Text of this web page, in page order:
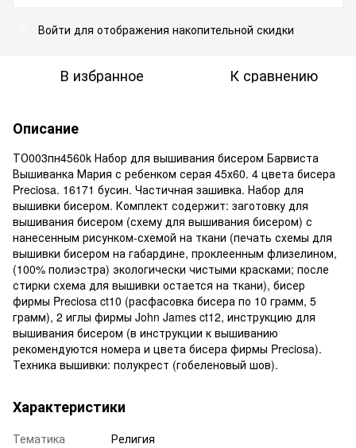
Войти для отображения накопительной скидки
В избранное К сравнению
Описание
ТО003пн4560k Набор для вышивания бисером Барвиста
Вышиванка Мария с ребенком серая 45х60. 4 цвета бисера
Preciosa. 16171 бусин. Частичная зашивка. Набор для
вышивки бисером. Комплект содержит: заготовку для
вышивания бисером (схему для вышивания бисером) с
нанесенным рисунком-схемой на ткани (печать схемы для
вышивки бисером на габардине, проклеенным флизелином,
(100% полиэстра) экологически чистыми красками; после
стирки схема для вышивки остается на ткани), бисер
фирмы Preciosa ct10 (расфасовка бисера по 10 грамм, 5
грамм), 2 иглы фирмы John James ct12, инструкцию для
вышивания бисером (в инструкции к вышиванию
рекомендуются номера и цвета бисера фирмы Preciosa).
Техника вышивки: полукрест (гобеленовый шов).
Характеристики
Тематика
Религия